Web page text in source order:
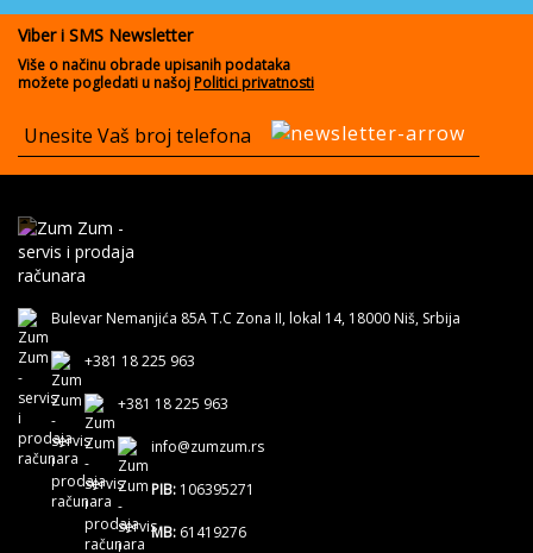
Viber i SMS Newsletter
Više o načinu obrade upisanih podataka
možete pogledati u našojPolitici privatnosti
Bulevar Nemanjića 85A T.C Zona II, lokal 14, 18000 Niš, Srbija
+381 18 225 963
+381 18 225 963
info@zumzum.rs
PIB: 106395271
MB: 61419276